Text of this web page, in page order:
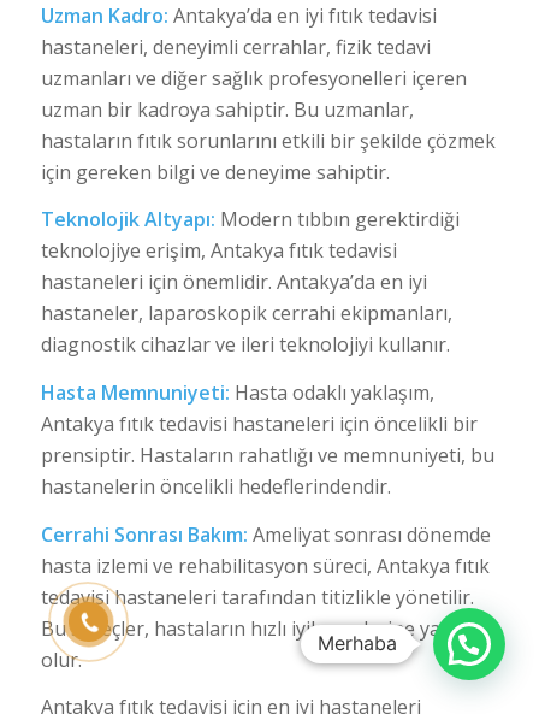
Uzman Kadro: Antakya’da en iyi fıtık tedavisi
hastaneleri, deneyimli cerrahlar, fizik tedavi
uzmanları ve diğer sağlık profesyonelleri içeren
uzman bir kadroya sahiptir. Bu uzmanlar,
hastaların fıtık sorunlarını etkili bir şekilde çözmek
için gereken bilgi ve deneyime sahiptir.
Teknolojik Altyapı: Modern tıbbın gerektirdiği
teknolojiye erişim, Antakya fıtık tedavisi
hastaneleri için önemlidir. Antakya’da en iyi
hastaneler, laparoskopik cerrahi ekipmanları,
diagnostik cihazlar ve ileri teknolojiyi kullanır.
Hasta Memnuniyeti: Hasta odaklı yaklaşım,
Antakya fıtık tedavisi hastaneleri için öncelikli bir
prensiptir. Hastaların rahatlığı ve memnuniyeti, bu
hastanelerin öncelikli hedeflerindendir.
Cerrahi Sonrası Bakım: Ameliyat sonrası dönemde
hasta izlemi ve rehabilitasyon süreci, Antakya fıtık
tedavisi hastaneleri tarafından titizlikle yönetilir.
Bu süreçler, hastaların hızlı iyileşmelerine yardımcı
olur.
Antakya fıtık tedavisi için en iyi hastaneleri
Merhaba